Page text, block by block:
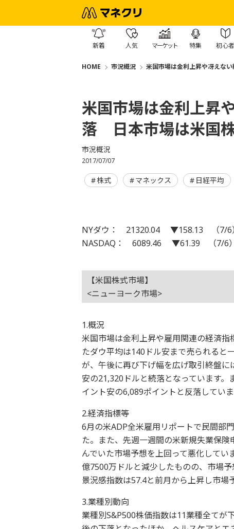
新着 人気 マーケット 特集 初心者
HOME 市況概況 米国市場は金利上昇や冴えな
米国市場は金利上昇
落 日本市場は米国
市況概況
2017/07/07
株式 マネックス 日経平均
NYダウ： 21320.04 ▼158.13 （7/6）
NASDAQ： 6089.46 ▼61.39 （7/6）
【米国株式市場】
<ニューヨーク市場>
1.概況
米国市場は金利上昇や雇用関連の経済
たダウ平均は140ドル安まで売られると
が、午後に再び下げ幅を広げ取引終盤
安の21,320ドルと続落となっています
イント安の6,089ポイントと反落していま
2.経済指標等
6月の米ADP全米雇用リポートで民間部
た。また、先週一週間の米新規失業保
んでいた市場予想を上回って悪化して
億7500万ドルと減少したものの、市場
景況感指数は57.4と前月から上昇し市場
3.業種別動向
業種別S&P500株価指数は11業種全てが